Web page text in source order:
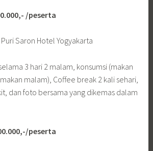
/peserta
Saron Hotel Yogyakarta
3 hari 2 malam, konsumsi (makan
malam), Coffee break 2 kali sehari,
dan foto bersama yang dikemas dalam
peserta